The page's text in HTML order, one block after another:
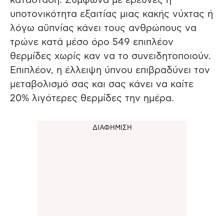
υποτονικότητα εξαιτίας μιας κακής νύχτας ή
λόγω αϋπνίας κάνει τους ανθρώπους να
τρώνε κατά μέσο όρο 549 επιπλέον
θερμίδες χωρίς καν να το συνειδητοποιούν.
Επιπλέον, η έλλειψη ύπνου επιβραδύνει τον
μεταβολισμό σας και σας κάνει να καίτε
20% λιγότερες θερμίδες την ημέρα.